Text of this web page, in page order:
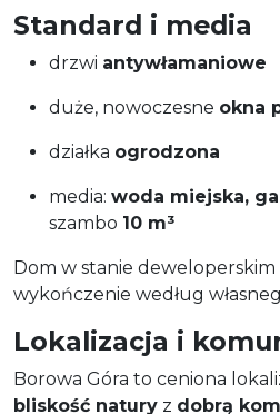
Standard i media
drzwi antywłamaniowe
duże, nowoczesne okna
działka ogrodzona
media: woda miejska,
szambo 10 m³
Dom w stanie deweloperskim
wykończenie według
Lokalizacja i
Borowa Góra to ceniona
bliskość natury z dobrą